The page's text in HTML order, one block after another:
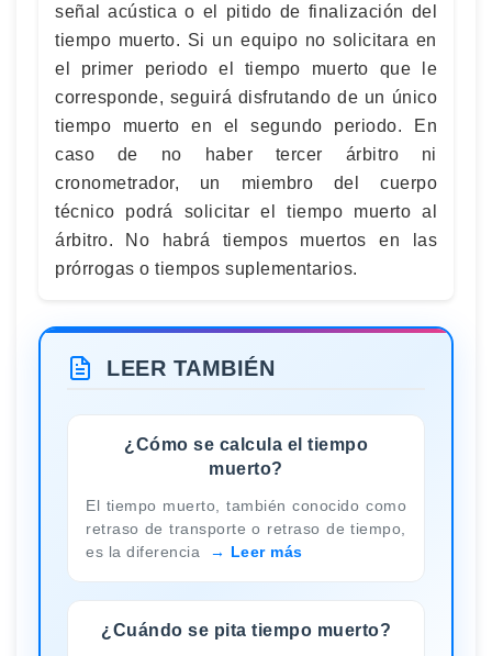
señal acústica o el pitido de finalización del
tiempo muerto. Si un equipo no solicitara en
el primer periodo el tiempo muerto que le
corresponde, seguirá disfrutando de un único
tiempo muerto en el segundo periodo. En
caso de no haber tercer árbitro ni
cronometrador, un miembro del cuerpo
técnico podrá solicitar el tiempo muerto al
árbitro. No habrá tiempos muertos en las
prórrogas o tiempos suplementarios.
LEER TAMBIÉN
¿Cómo se calcula el tiempo
muerto?
El tiempo muerto, también conocido como
retraso de transporte o retraso de tiempo,
es la diferencia
Leer más
¿Cuándo se pita tiempo muerto?